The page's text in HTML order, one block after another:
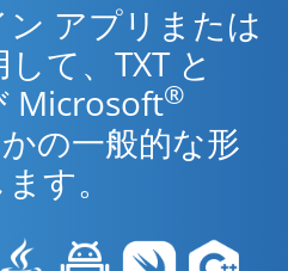
アプリまたは
て、TXT と
Microsoft®
の一般的な形
す。